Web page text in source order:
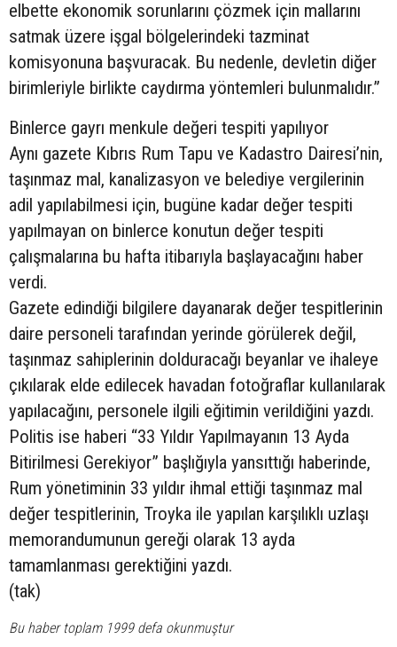
elbette ekonomik sorunlarını çözmek için mallarını
satmak üzere işgal bölgelerindeki tazminat
komisyonuna başvuracak. Bu nedenle, devletin diğer
birimleriyle birlikte caydırma yöntemleri bulunmalıdır.”
Binlerce gayrı menkule değeri tespiti yapılıyor
Aynı gazete Kıbrıs Rum Tapu ve Kadastro Dairesi’nin,
taşınmaz mal, kanalizasyon ve belediye vergilerinin
adil yapılabilmesi için, bugüne kadar değer tespiti
yapılmayan on binlerce konutun değer tespiti
çalışmalarına bu hafta itibarıyla başlayacağını haber
verdi.
Gazete edindiği bilgilere dayanarak değer tespitlerinin
daire personeli tarafından yerinde görülerek değil,
taşınmaz sahiplerinin dolduracağı beyanlar ve ihaleye
çıkılarak elde edilecek havadan fotoğraflar kullanılarak
yapılacağını, personele ilgili eğitimin verildiğini yazdı.
Politis ise haberi “33 Yıldır Yapılmayanın 13 Ayda
Bitirilmesi Gerekiyor” başlığıyla yansıttığı haberinde,
Rum yönetiminin 33 yıldır ihmal ettiği taşınmaz mal
değer tespitlerinin, Troyka ile yapılan karşılıklı uzlaşı
memorandumunun gereği olarak 13 ayda
tamamlanması gerektiğini yazdı.
(tak)
Bu haber toplam 1999 defa okunmuştur